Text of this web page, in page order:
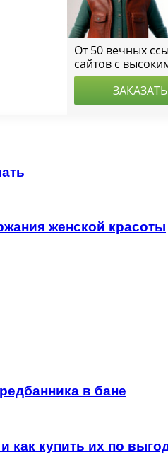
женской красоты
в бане
как купить их по